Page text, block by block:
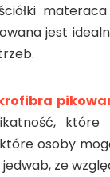
jest
osoby
jedwab, ze